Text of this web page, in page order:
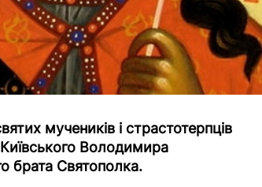
мучеників і страстотерпців
Володимира
брата Святополка.